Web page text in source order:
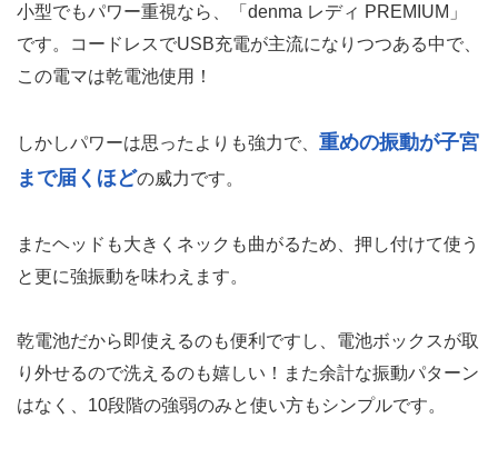
小型でもパワー重視なら、「denma レディ PREMIUM」
です。コードレスでUSB充電が主流になりつつある中で、
この電マは乾電池使用！
しかしパワーは思ったよりも強力で、 重めの振動が子宮
まで届くほどの威力です。
またヘッドも大きくネックも曲がるため、押し付けて使う
と更に強振動を味わえます。
乾電池だから即使えるのも便利ですし、電池ボックスが取
り外せるので洗えるのも嬉しい！また余計な振動パターン
はなく、10段階の強弱のみと使い方もシンプルです。